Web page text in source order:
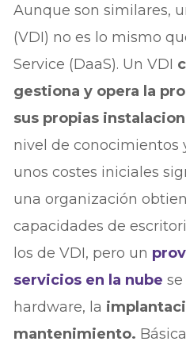
Aunque son similares,
(VDI) no es lo mismo
Service (DaaS). Un VDI
gestiona y opera la
sus propias
nivel de conocimientos
unos costes iniciales
una organización
capacidades de
los de VDI, pero un
servicios en la nube
hardware, la
mantenimiento.